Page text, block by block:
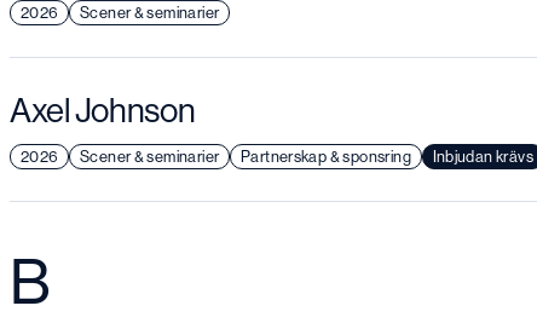
2026 Scener & seminarier
Axel Johnson
2026 Scener & seminarier Partnerskap & sponsring Inbjudan krävs
B